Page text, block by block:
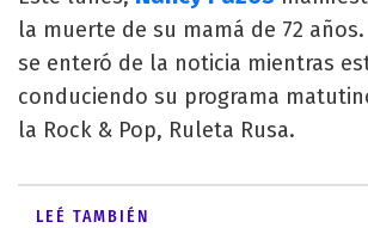
la muerte de su mamá de 72
se enteró de la noticia mientras
conduciendo su programa
la Rock & Pop, Ruleta Rusa.
LEÉ TAMBIÉN